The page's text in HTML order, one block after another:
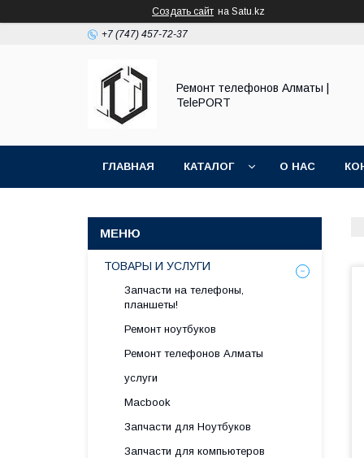
Создать сайт на Satu.kz
+7 (747) 457-72-37
Ремонт телефонов Алматы |
TelePORT
ГЛАВНАЯ КАТАЛОГ О НАС
ТОВАРЫ И УСЛУГИ
Запчасти на телефоны,
планшеты!
Ремонт ноутбуков
Ремонт телефонов Алматы
услуги
Macbook
Запчасти для Ноутбуков
Запчасти для компьютеров